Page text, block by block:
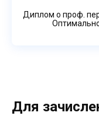
Диплом о проф.
Для